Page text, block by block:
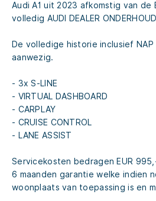
Audi A1 uit 2023 afkomstig van de
volledig AUDI DEALER
De volledige historie inclusief
aanwezig.
- 3x S-LINE
- VIRTUAL DASHBOARD
- CARPLAY
- CRUISE CONTROL
- LANE ASSIST
Servicekosten bedragen EUR
6 maanden garantie welke indien
woonplaats van toepassing is en